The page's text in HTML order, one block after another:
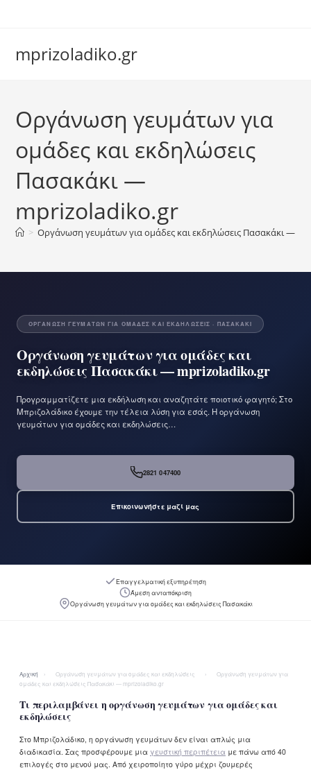
mprizoladiko.gr
Οργάνωση γευμάτων για
ομάδες και εκδηλώσεις
Πασακάκι —
mprizoladiko.gr
> Οργάνωση γευμάτων για ομάδες και εκδηλώσεις Πασακάκι —
ΟΡΓΆΝΩΣΗ ΓΕΥΜΆΤΩΝ ΓΙΑ ΟΜΆΔΕΣ ΚΑΙ ΕΚΔΗΛΏΣΕΙΣ · ΠΑΣΑΚΆΚΙ
Οργάνωση γευμάτων για ομάδες και
εκδηλώσεις Πασακάκι — mprizoladiko.gr
Προγραμματίζετε μια εκδήλωση και αναζητάτε ποιοτικό φαγητό; Στο
Μπριζολάδικο έχουμε την τέλεια λύση για εσάς. Η οργάνωση
γευμάτων για ομάδες και εκδηλώσεις…
2821 047400
Επικοινωνήστε μαζί μας
Επαγγελματική εξυπηρέτηση
Άμεση ανταπόκριση
Οργάνωση γευμάτων για ομάδες και εκδηλώσεις Πασακάκι
Αρχική › Οργάνωση γευμάτων για ομάδες και εκδηλώσεις ›
Οργάνωση γευμάτων για
ομάδες και εκδηλώσεις Πασακάκι — mprizoladiko.gr
Τι περιλαμβάνει η οργάνωση γευμάτων για ομάδες και
εκδηλώσεις
Στο Μπριζολάδικο, η οργάνωση γευμάτων δεν είναι απλώς μια
διαδικασία. Σας προσφέρουμε μια γευστική περιπέτεια με πάνω από 40
επιλογές στο μενού μας. Από χειροποίητο γύρο μέχρι ζουμερές
Chat Assistant
Συνήθως απαντάμε αμέσως